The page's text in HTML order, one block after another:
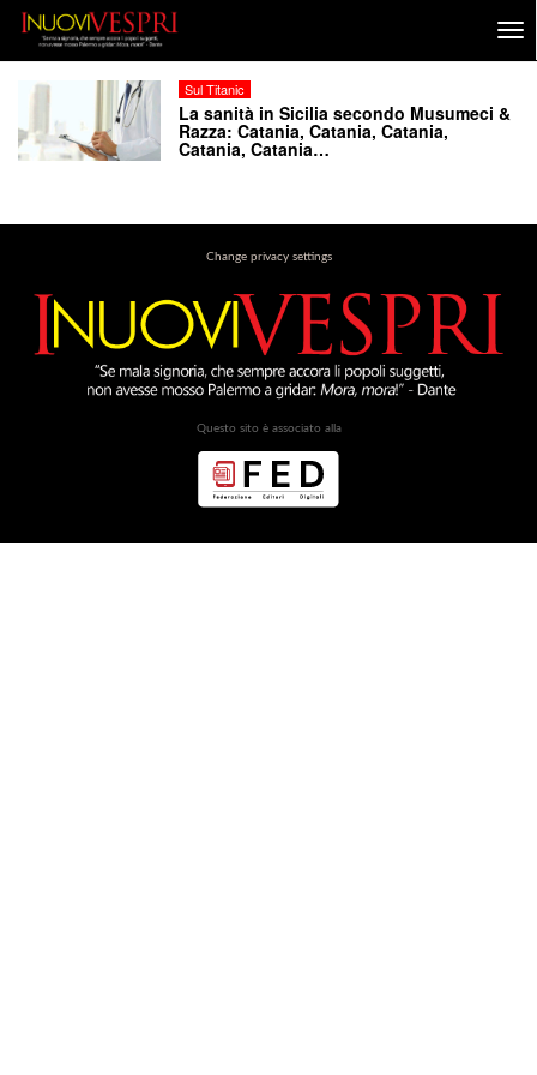
Sul Titanic
La sanità in Sicilia secondo Musumeci &
Razza: Catania, Catania, Catania,
Catania, Catania…
Change privacy settings
Questo sito è associato alla